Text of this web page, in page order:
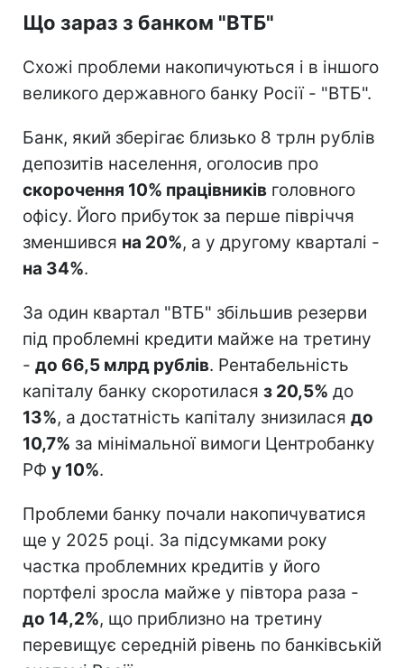
Що зараз з банком "ВТБ"
Схожі проблеми накопичуються і в іншого
великого державного банку Росії - "ВТБ".
Банк, який зберігає близько 8 трлн рублів
депозитів населення, оголосив про
скорочення 10% працівників головного
офісу. Його прибуток за перше півріччя
зменшився на 20%, а у другому кварталі -
на 34%.
За один квартал "ВТБ" збільшив резерви
під проблемні кредити майже на третину
- до 66,5 млрд рублів. Рентабельність
капіталу банку скоротилася з 20,5% до
13%, а достатність капіталу знизилася до
10,7% за мінімальної вимоги Центробанку
РФ у 10%.
Проблеми банку почали накопичуватися
ще у 2025 році. За підсумками року
частка проблемних кредитів у його
портфелі зросла майже у півтора раза -
до 14,2%, що приблизно на третину
перевищує середній рівень по банківській